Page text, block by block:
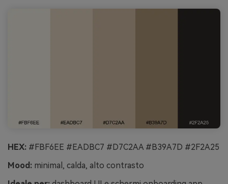
HEX: #FBF6EE #EADBC7 #D7C2AA #B39A7D #2F2A25
Mood: minimal, calda, alto contrasto